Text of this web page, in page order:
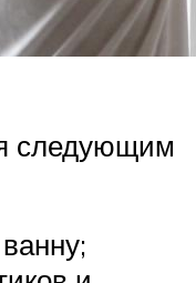
следующим